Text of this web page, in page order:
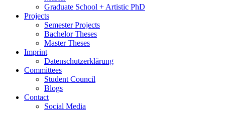
Graduate School + Artistic PhD
Projects
Semester Projects
Bachelor Theses
Master Theses
Imprint
Datenschutzerklärung
Committees
Student Council
Blogs
Contact
Social Media